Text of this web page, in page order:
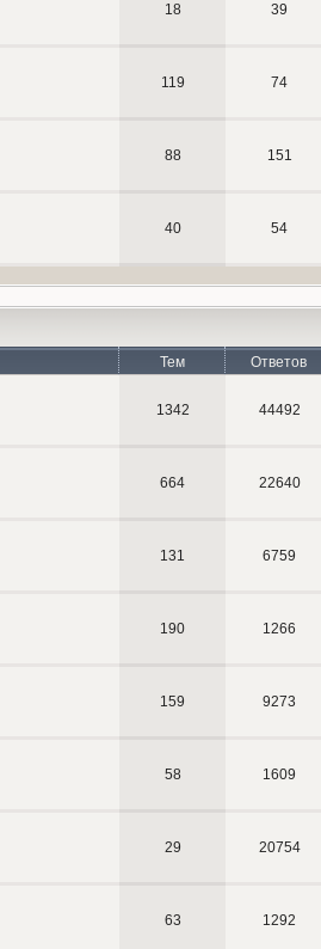
18 39
119 74
88 151
40 54
Тем Ответов
1342 44492
664 22640
131 6759
190 1266
159 9273
58 1609
29 20754
63 1292